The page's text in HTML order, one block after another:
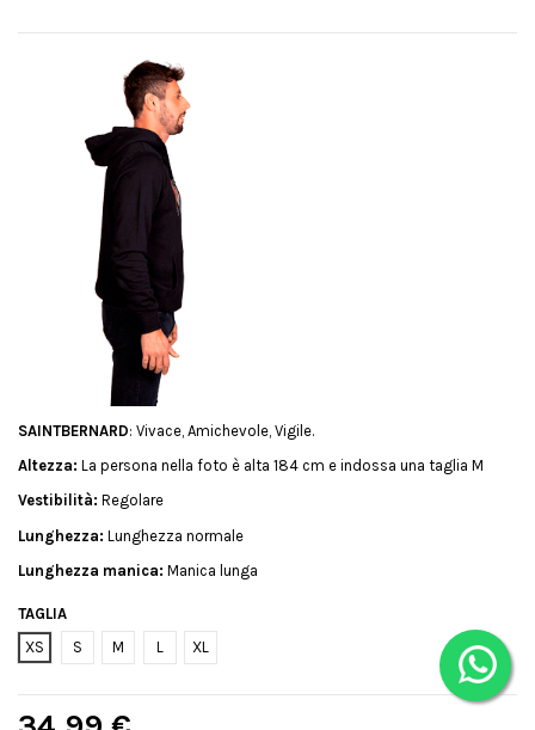
SAINTBERNARD: Vivace, Amichevole, Vigile.
Altezza: La persona nella foto è alta 184 cm e indossa una taglia M
Vestibilità: Regolare
Lunghezza: Lunghezza normale
Lunghezza manica: Manica lunga
TAGLIA
XS
S M L XL